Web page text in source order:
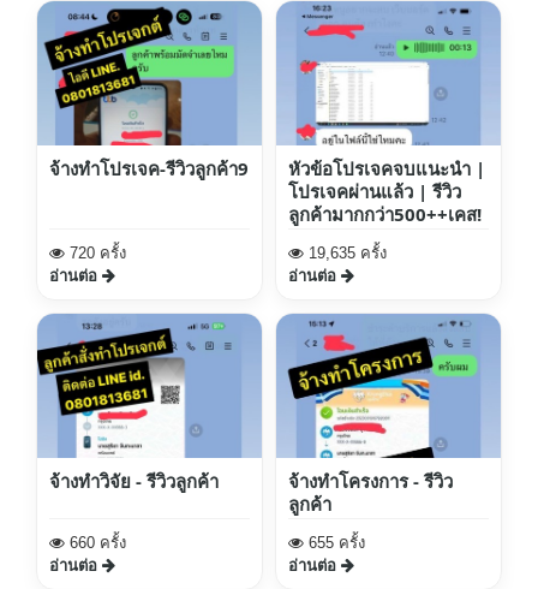
จ้างทำโปรเจค-รีวิวลูกค้า9
720 ครั้ง
อ่านต่อ
หัวข้อโปรเจคจบแนะนำ |
โปรเจคผ่านแล้ว | รีวิว
ลูกค้ามากกว่า500++เคส!
19,635 ครั้ง
อ่านต่อ
จ้างทำวิจัย - รีวิวลูกค้า
660 ครั้ง
อ่านต่อ
จ้างทำโครงการ - รีวิว
ลูกค้า
655 ครั้ง
อ่านต่อ